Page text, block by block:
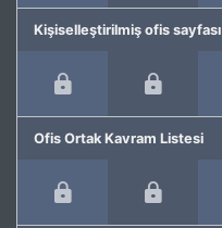
Kişiselleştirilmiş ofis sayfası
Ofis Ortak Kavram Listesi